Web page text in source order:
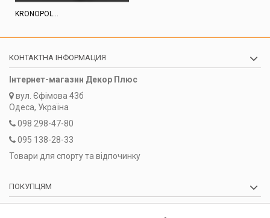
KRONOPOL...
КОНТАКТНА ІНФОРМАЦИЯ
Інтернет-магазин Декор Плюс
вул. Єфімова 43б
Одеса, Україна
098 298-47-80
095 138-28-33
Товари для спорту та відпочинку
ПОКУПЦЯМ